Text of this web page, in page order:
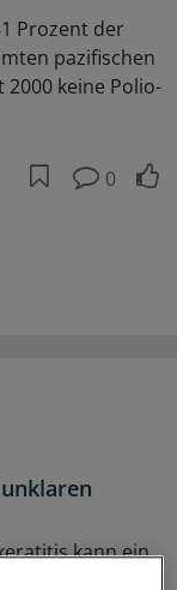
Prozent der
pazifischen
keine Polio-
0
kann ein